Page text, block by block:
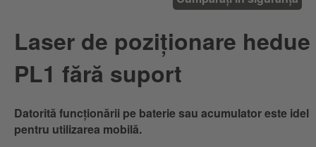
Laser de poziționare hedue
PL1 fără suport
Datorită funcționării pe baterie sau acumulator este idel
pentru utilizarea mobilă.